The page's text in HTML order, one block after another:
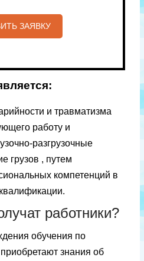
и травматизма
работу и
разгрузочные
грузов , путем
компетенций в
работники?
обучения по
знания об